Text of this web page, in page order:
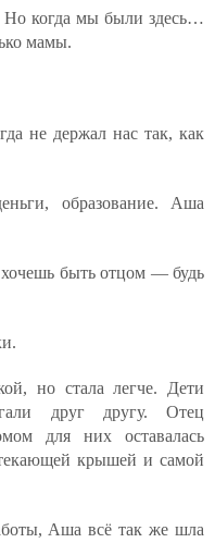
когда мы были здесь…
мамы.
не держал нас так, как
образование. Аша
быть отцом — будь
но стала легче. Дети
друг другу. Отец
для них оставалась
крышей и самой
Аша всё так же шла